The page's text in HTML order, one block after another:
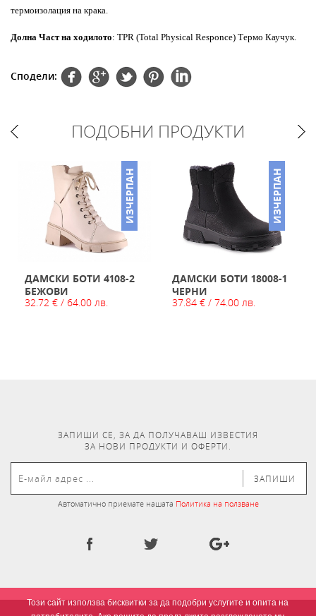
Този сайт използва бисквитки за да подобри услугите и опита на
термоизолация на крака.
Долна Част на ходилото: TPR (Total Physical Responce) Термо Каучук.
Сподели:
ПОДОБНИ ПРОДУКТИ
ИЗЧЕРПАН
ДАМСКИ БОТИ 4108-2
БЕЖОВИ
32.72 € / 64.00 лв.
ИЗЧЕРПАН
ДАМСКИ БОТИ 18008-1
ЧЕРНИ
37.84 € / 74.00 лв.
ЗАПИШИ СЕ, ЗА ДА ПОЛУЧАВАШ ИЗВЕСТИЯ
ЗА НОВИ ПРОДУКТИ И ОФЕРТИ.
ЗАПИШИ
Автоматично приемате нашата Политика на ползване